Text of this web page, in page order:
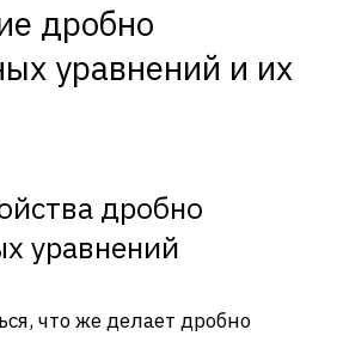
дробно
уравнений и их
дробно
уравнений
что же делает дробно